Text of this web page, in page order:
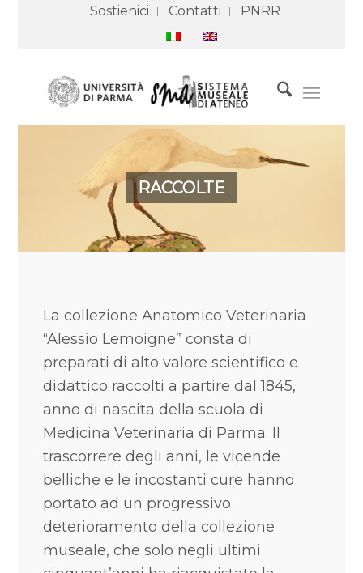
Sostienici Contatti PNRR
RACCOLTE
La collezione Anatomico Veterinaria
“Alessio Lemoigne” consta di
preparati di alto valore scientifico e
didattico raccolti a partire dal 1845,
anno di nascita della scuola di
Medicina Veterinaria di Parma. Il
trascorrere degli anni, le vicende
belliche e le incostanti cure hanno
portato ad un progressivo
deterioramento della collezione
museale, che solo negli ultimi